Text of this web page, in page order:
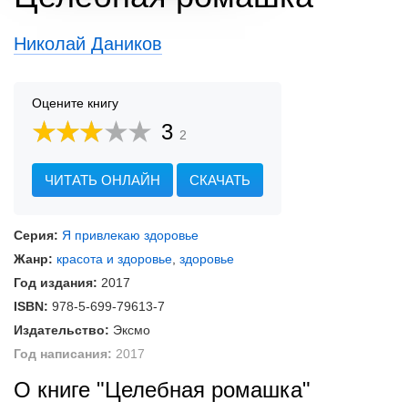
Николай Даников
Оцените книгу
3 2
ЧИТАТЬ ОНЛАЙН СКАЧАТЬ
Серия: Я привлекаю здоровье
Жанр: красота и здоровье, здоровье
Год издания: 2017
ISBN: 978-5-699-79613-7
Издательство: Эксмо
Год написания: 2017
О книге "Целебная ромашка"